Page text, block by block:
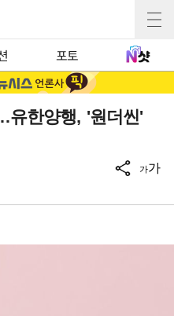
포토
한양행, '원더씬'
가가